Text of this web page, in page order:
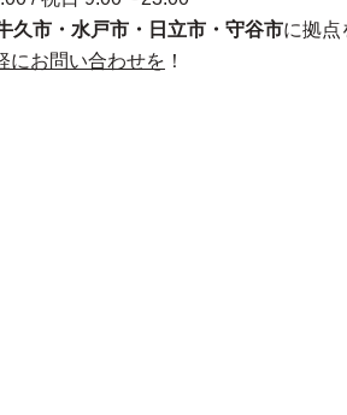
久市・水戸市・日立市・守谷市に拠
にお問い合わせを ！